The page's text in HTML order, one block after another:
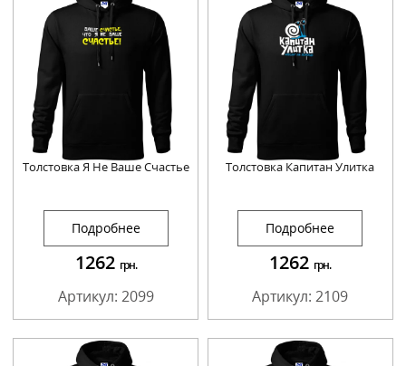
Толстовка Я Не Ваше Счастье
Подробнее
1262 грн.
Артикул: 2099
Толстовка Капитан Улитка
Подробнее
1262 грн.
Артикул: 2109